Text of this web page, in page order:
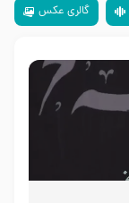
گالری عکس